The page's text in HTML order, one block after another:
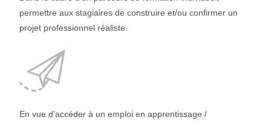
permettre aux stagiaires de construire et/ou confirmer un
projet professionnel réaliste.
En vue d’accéder à un emploi en apprentissage /